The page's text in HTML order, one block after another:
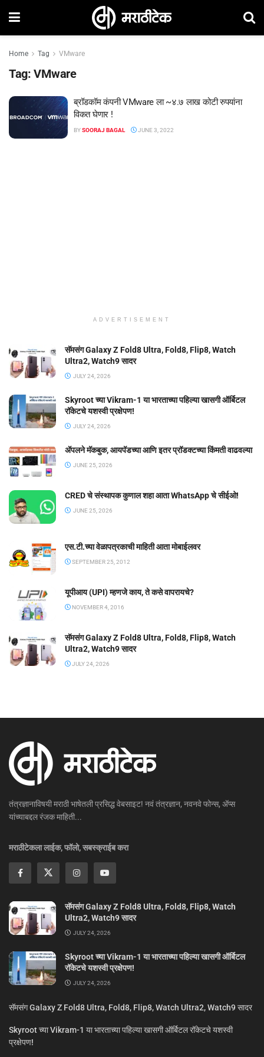
Home Tag VMware
Tag: VMware
ब्रॉडकॉम कंपनी VMware ला ~४.७ लाख कोटी रुपयांना
विकत घेणार !
BYSOORAJ BAGAL JUNE 3, 2022
ADVERTISEMENT
सॅमसंग Galaxy Z Fold8 Ultra, Fold8, Flip8, Watch
Ultra2, Watch9 सादर
JULY 24, 2026
Skyroot च्या Vikram-1 या भारताच्या पहिल्या खासगी ऑर्बिटल
रॉकेटचे यशस्वी प्रक्षेपण!
JULY 24, 2026
ॲपलने मॅकबुक, आयपॅडच्या आणि इतर प्रॉडक्टच्या किंमती वाढवल्या
JUNE 25, 2026
CRED चे संस्थापक कुणाल शहा आता WhatsApp चे सीईओ!
JUNE 25, 2026
एस.टी.च्या वेळापत्रकाची माहिती आता मोबाईलवर
SEPTEMBER 25, 2012
यूपीआय (UPI) म्हणजे काय, ते कसे वापरायचे?
NOVEMBER 4, 2016
सॅमसंग Galaxy Z Fold8 Ultra, Fold8, Flip8, Watch
Ultra2, Watch9 सादर
JULY 24, 2026
तंत्रज्ञानाविषयी मराठी भाषेतली प्रसिद्ध वेबसाइट! नवं तंत्रज्ञान, नवनवे फोन्स, ॲप्स
यांच्याबद्दल रंजक माहिती...
मराठीटेकला लाईक, फॉलो, सबस्क्राईब करा
सॅमसंग Galaxy Z Fold8 Ultra, Fold8, Flip8, Watch
Ultra2, Watch9 सादर
JULY 24, 2026
Skyroot च्या Vikram-1 या भारताच्या पहिल्या खासगी ऑर्बिटल
रॉकेटचे यशस्वी प्रक्षेपण!
JULY 24, 2026
सॅमसंग Galaxy Z Fold8 Ultra, Fold8, Flip8, Watch Ultra2, Watch9 सादर
Skyroot च्या Vikram-1 या भारताच्या पहिल्या खासगी ऑर्बिटल रॉकेटचे यशस्वी
प्रक्षेपण!